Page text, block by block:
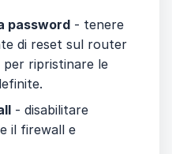
password - tenere
di reset sul router
per ripristinare le
- disabilitare
il firewall e